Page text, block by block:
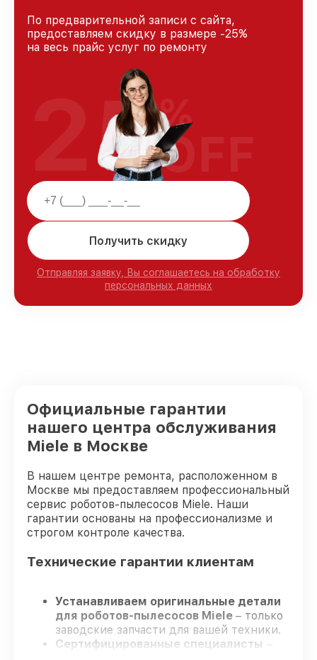
По предварительной записи с сайта,
предоставляем скидку в размере -25%
на весь прайс услуг по ремонту
Получить скидку
Отправляя заявку, Вы соглашаетесь на обработку
персональных данных
25%
OFF
Официальные гарантии
нашего центра обслуживания
Miele в Москве
В нашем центре ремонта, расположенном в
Москве мы предоставляем профессиональный
сервис роботов-пылесосов Miele. Наши
гарантии основаны на профессионализме и
строгом контроле качества.
Технические гарантии клиентам
Устанавливаем оригинальные детали
для роботов-пылесосов Miele – только
заводские запчасти для вашей техники.
Сертифицированные специалисты –